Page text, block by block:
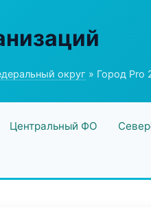
округ » Город Pro
Центральный ФО